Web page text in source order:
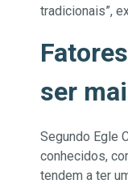
tradicionais”,
ser
Segundo Egle
conhecidos,
tendem a ter